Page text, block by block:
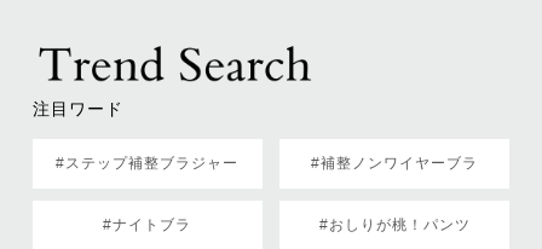
注目ワード
#ステップ補整ブラジャー #補整ノンワイヤーブラ
#ナイトブラ #おしりが桃！パンツ